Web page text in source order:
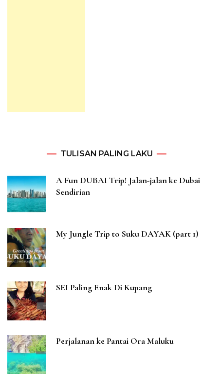
TULISAN PALING LAKU
A Fun DUBAI Trip! Jalan-jalan ke Dubai
Sendirian
My Jungle Trip to Suku DAYAK (part 1)
SEI Paling Enak Di Kupang
Perjalanan ke Pantai Ora Maluku